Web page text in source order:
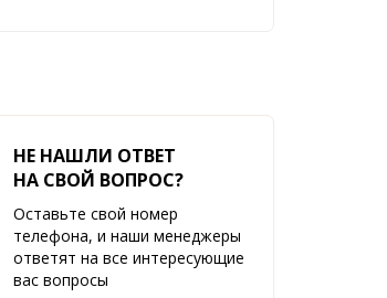
НЕ НАШЛИ ОТВЕТ
НА СВОЙ ВОПРОС?
Оставьте свой номер
телефона, и наши менеджеры
ответят на все интересующие
вас вопросы